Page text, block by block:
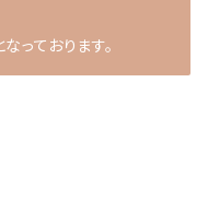
っております。